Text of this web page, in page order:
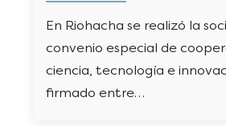
En Riohacha se realizó la
convenio especial de
ciencia, tecnología e
firmado entre…